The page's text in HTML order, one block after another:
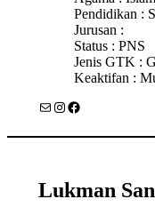
Pendidikan :
Jurusan :
Status : PNS
Jenis GTK :
Keaktifan :
Mail
Instagram Facebook
Lukman